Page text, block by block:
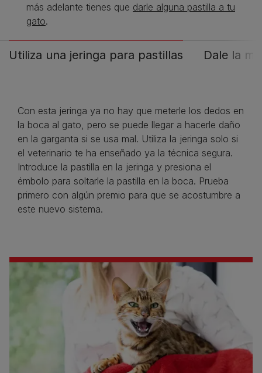
más adelante tienes que darle alguna pastilla a tu
gato.
Utiliza una jeringa para pastillas Dale la
Con esta jeringa ya no hay que meterle los dedos en
la boca al gato, pero se puede llegar a hacerle daño
en la garganta si se usa mal. Utiliza la jeringa solo si
el veterinario te ha enseñado ya la técnica segura.
Introduce la pastilla en la jeringa y presiona el
émbolo para soltarle la pastilla en la boca. Prueba
primero con algún premio para que se acostumbre a
este nuevo sistema.